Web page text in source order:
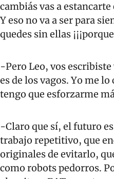
cambiás vas a
Y eso no va a ser para
quedes sin ellas
-Pero Leo, vos
es de los vagos. Yo me
tengo que esforzarme
-Claro que sí, el futuro
trabajo repetitivo, que
originales de evitarlo,
como robots pedorros.